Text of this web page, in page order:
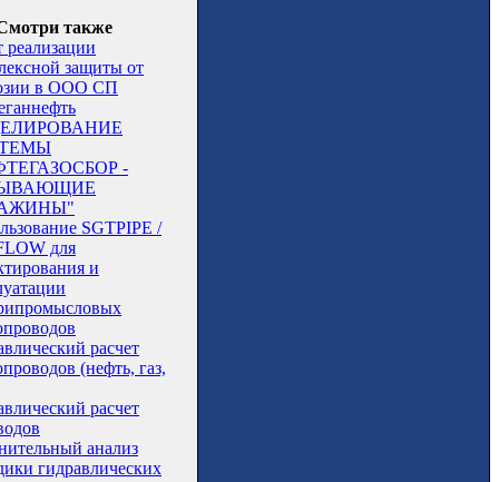
также
защиты от
в ООО СП
-
SGTPIPE /
для
и
расчет
(нефть, газ,
расчет
анализ
гидравлических